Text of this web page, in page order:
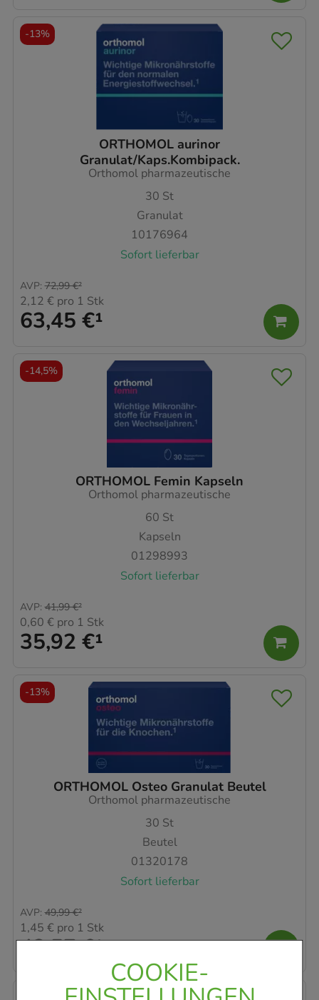
COOKIE-
ORTHOMOL aurinor
Granulat/Kaps.Kombipack.
Orthomol pharmazeutische
30 St
Granulat
10176964
Sofort lieferbar
63,45 €¹
AVP: 72,99 €²
2,12 € pro 1 Stk
-13%
ORTHOMOL Femin Kapseln
Orthomol pharmazeutische
60 St
Kapseln
01298993
Sofort lieferbar
35,92 €¹
AVP: 41,99 €²
0,60 € pro 1 Stk
-14,5%
ORTHOMOL Osteo Granulat Beutel
Orthomol pharmazeutische
30 St
Beutel
01320178
Sofort lieferbar
43,57 €¹
AVP: 49,99 €²
1,45 € pro 1 Stk
-13%